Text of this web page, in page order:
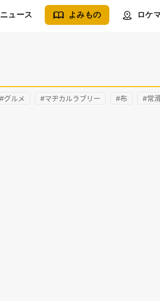
ニュース よみもの ロケ
#グルメ #マヂカルラブリー #布 #常